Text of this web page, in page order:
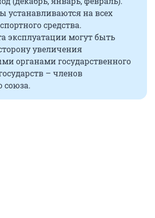
на всех
средства.
эксплуатации могут быть
увеличения
органами государственного
– членов
союза.